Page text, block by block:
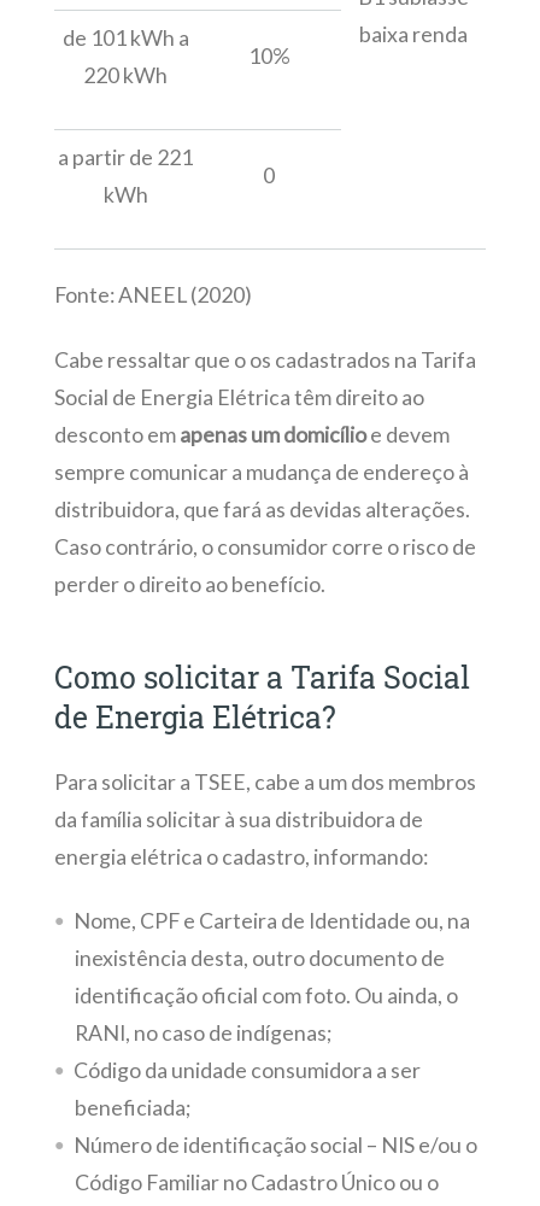
baixa renda
de 101 kWh a
220 kWh
10%
a partir de 221
kWh
0
Fonte: ANEEL (2020)
Cabe ressaltar que o os cadastrados na Tarifa
Social de Energia Elétrica têm direito ao
desconto emapenas um domicílioe devem
sempre comunicar a mudança de endereço à
distribuidora, que fará as devidas alterações.
Caso contrário, o consumidor corre o risco de
perder o direito ao benefício.
Como solicitar a Tarifa Social
de Energia Elétrica?
Para solicitar a TSEE, cabe a um dos membros
da família solicitar à sua distribuidora de
energia elétrica o cadastro, informando:
Nome, CPF e Carteira de Identidade ou, na
inexistência desta, outro documento de
identificação oficial com foto. Ou ainda, o
RANI, no caso de indígenas;
Código da unidade consumidora a ser
beneficiada;
Número de identificação social – NIS e/ou o
Código Familiar no Cadastro Único ou o